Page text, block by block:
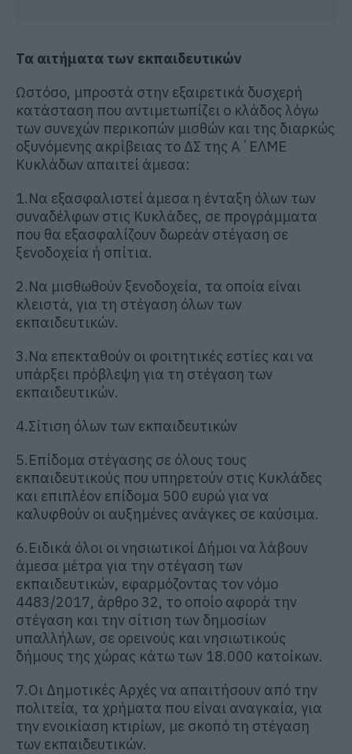
Τα αιτήματα των εκπαιδευτικών
Ωστόσο, μπροστά στην εξαιρετικά δυσχερή
κατάσταση που αντιμετωπίζει ο κλάδος λόγω
των συνεχών περικοπών μισθών και της διαρκώς
οξυνόμενης ακρίβειας το ΔΣ της Α΄ΕΛΜΕ
Κυκλάδων απαιτεί άμεσα:
1.Να εξασφαλιστεί άμεσα η ένταξη όλων των
συναδέλφων στις Κυκλάδες, σε προγράμματα
που θα εξασφαλίζουν δωρεάν στέγαση σε
ξενοδοχεία ή σπίτια.
2.Να μισθωθούν ξενοδοχεία, τα οποία είναι
κλειστά, για τη στέγαση όλων των
εκπαιδευτικών.
3.Να επεκταθούν οι φοιτητικές εστίες και να
υπάρξει πρόβλεψη για τη στέγαση των
εκπαιδευτικών.
4.Σίτιση όλων των εκπαιδευτικών
5.Επίδομα στέγασης σε όλους τους
εκπαιδευτικούς που υπηρετούν στις Κυκλάδες
και επιπλέον επίδομα 500 ευρώ για να
καλυφθούν οι αυξημένες ανάγκες σε καύσιμα.
6.Ειδικά όλοι οι νησιωτικοί Δήμοι να λάβουν
άμεσα μέτρα για την στέγαση των
εκπαιδευτικών, εφαρμόζοντας τον νόμο
4483/2017, άρθρο 32, το οποίο αφορά την
στέγαση και την σίτιση των δημοσίων
υπαλλήλων, σε ορεινούς και νησιωτικούς
δήμους της χώρας κάτω των 18.000 κατοίκων.
7.Οι Δημοτικές Αρχές να απαιτήσουν από την
πολιτεία, τα χρήματα που είναι αναγκαία, για
την ενοικίαση κτιρίων, με σκοπό τη στέγαση
των εκπαιδευτικών.